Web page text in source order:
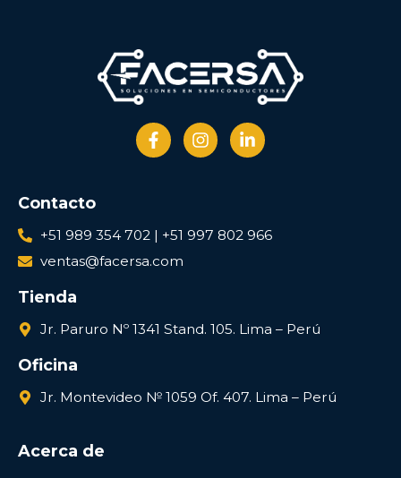
Contacto
+51 989 354 702 | +51 997 802 966
ventas@facersa.com
Tienda
Jr. Paruro Nº 1341 Stand. 105. Lima – Perú
Oficina
Jr. Montevideo № 1059 Of. 407. Lima – Perú
Acerca de